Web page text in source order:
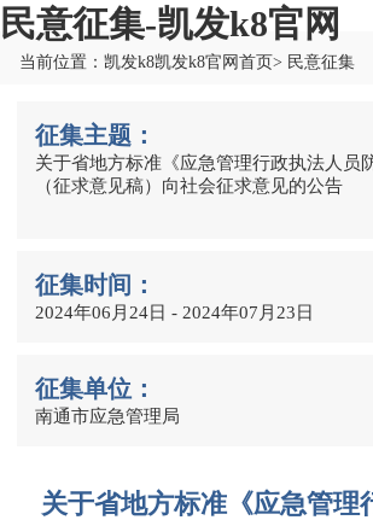
民意征集-凯发k8官网
当前位置：凯发k8凯发k8官网首页> 民意征集
征集主题：
关于省地方标准《应急管理行政执法人员
（征求意见稿）向社会征求意见的公告
征集时间：
2024年06月24日 - 2024年07月23日
征集单位：
南通市应急管理局
关于省地方标准《应急管理